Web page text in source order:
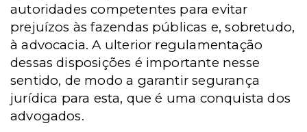
autoridades competentes para evitar
prejuízos às fazendas públicas e, sobretudo,
à advocacia. A ulterior regulamentação
dessas disposições é importante nesse
sentido, de modo a garantir segurança
jurídica para esta, que é uma conquista dos
advogados.